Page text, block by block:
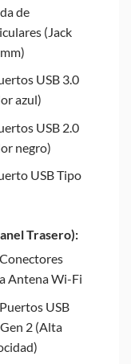
de
(Jack
USB 3.0
azul)
USB 2.0
negro)
USB Tipo
Trasero):
Antena Wi-Fi
USB
2 (Alta